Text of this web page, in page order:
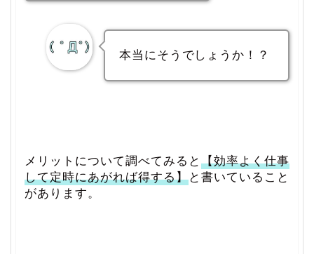
本当にそうでしょうか！？
メリットについて調べてみると 【効率よく仕事
して定時にあがれば得する】と書いていること
があります。